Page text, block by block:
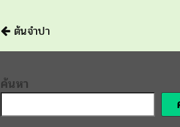
นำทาง
ต้นจำปา
ค้นหา